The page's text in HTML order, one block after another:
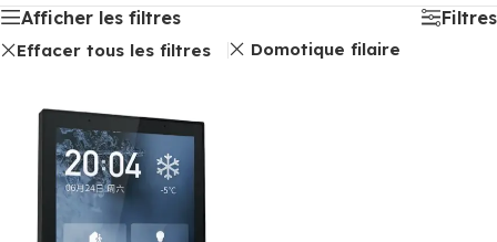
Afficher les filtres
Filtres
Effacer tous les filtres Domotique filaire